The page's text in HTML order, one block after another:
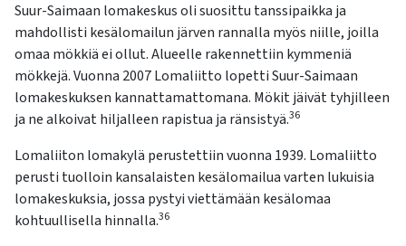
Suur-Saimaan lomakeskus oli suosittu tanssipaikka ja
mahdollisti kesälomailun järven rannalla myös niille, joilla
omaa mökkiä ei ollut. Alueelle rakennettiin kymmeniä
mökkejä. Vuonna 2007 Lomaliitto lopetti Suur-Saimaan
lomakeskuksen kannattamattomana. Mökit jäivät tyhjilleen
ja ne alkoivat hiljalleen rapistua ja ränsistyä.36
Lomaliiton lomakylä perustettiin vuonna 1939. Lomaliitto
perusti tuolloin kansalaisten kesälomailua varten lukuisia
lomakeskuksia, jossa pystyi viettämään kesälomaa
kohtuullisella hinnalla.36